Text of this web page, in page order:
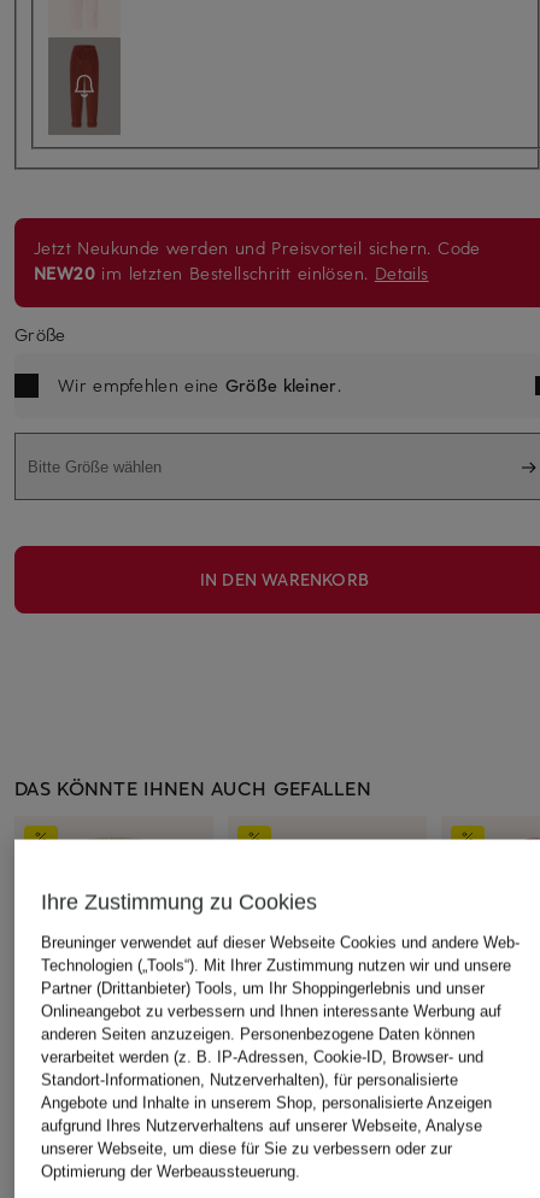
Jetzt Neukunde werden und Preisvorteil sichern. Code
NEW20 im letzten Bestellschritt einlösen. Details
Größe
Wir empfehlen eine Größe kleiner.
Bitte Größe wählen
IN DEN WARENKORB
DAS KÖNNTE IHNEN AUCH GEFALLEN
American Vintage
Cordhose PADOW
CHF 119
American Vintage
Pullover EAST mit
Alpaka
American
Cord-
Ihre Zustimmung zu Cookies
Breuninger verwendet auf dieser Webseite Cookies und andere Web-
Technologien („Tools“). Mit Ihrer Zustimmung nutzen wir und unsere
Partner (Drittanbieter) Tools, um Ihr Shoppingerlebnis und unser
Onlineangebot zu verbessern und Ihnen interessante Werbung auf
anderen Seiten anzuzeigen. Personenbezogene Daten können
verarbeitet werden (z. B. IP-Adressen, Cookie-ID, Browser- und
Standort-Informationen, Nutzerverhalten), für personalisierte
Angebote und Inhalte in unserem Shop, personalisierte Anzeigen
aufgrund Ihres Nutzerverhaltens auf unserer Webseite, Analyse
unserer Webseite, um diese für Sie zu verbessern oder zur
Optimierung der Werbeaussteuerung.